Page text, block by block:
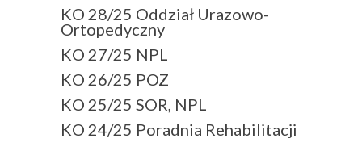
KO 28/25 Oddział Urazowo-
Ortopedyczny
KO 27/25 NPL
KO 26/25 POZ
KO 25/25 SOR, NPL
KO 24/25 Poradnia Rehabilitacji